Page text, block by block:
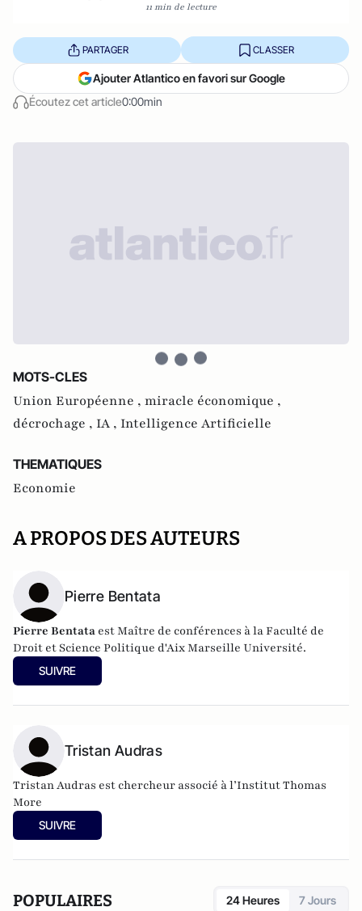
11 min de lecture
Écoutez cet article0:00min
PARTAGER CLASSER
Ajouter Atlantico en favori sur Google
MOTS-CLES
Union Européenne , miracle économique ,
décrochage , IA , Intelligence Artificielle
THEMATIQUES
Economie
A PROPOS DES AUTEURS
Pierre Bentata
Pierre Bentata est Maître de conférences à la Faculté de
Droit et Science Politique d'Aix Marseille Université.
SUIVRE
Tristan Audras
Tristan Audras est chercheur associé à l’Institut Thomas
More
SUIVRE
POPULAIRES 24 Heures 7 Jours